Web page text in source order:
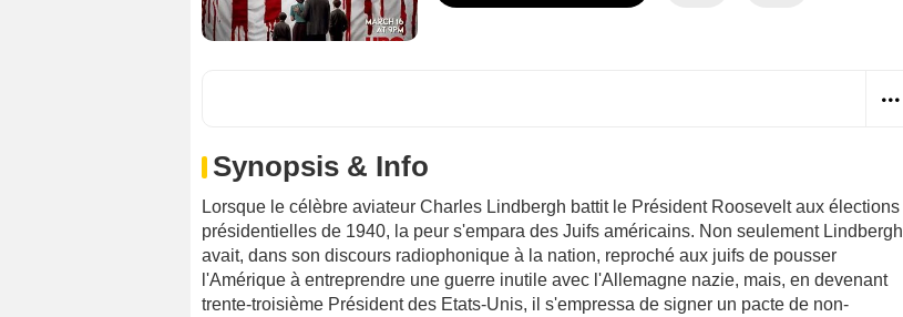
Synopsis & Info
Lorsque le célèbre aviateur Charles Lindbergh battit le Président Roosevelt aux élections
présidentielles de 1940, la peur s'empara des Juifs américains. Non seulement Lindbergh
avait, dans son discours radiophonique à la nation, reproché aux juifs de pousser
l'Amérique à entreprendre une guerre inutile avec l'Allemagne nazie, mais, en devenant
trente-troisième Président des Etats-Unis, il s'empressa de signer un pacte de non-